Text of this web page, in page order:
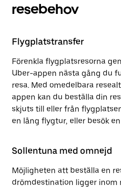
resebehov
Flygplatstransfer
Förenkla flygplatsresorna
Uber-appen nästa gång du
resa. Med omedelbara
appen kan du beställa din
skjuts till eller från
en lång flygtur, eller besök
Sollentuna med omnejd
Möjligheten att beställa en
drömdestination ligger inom